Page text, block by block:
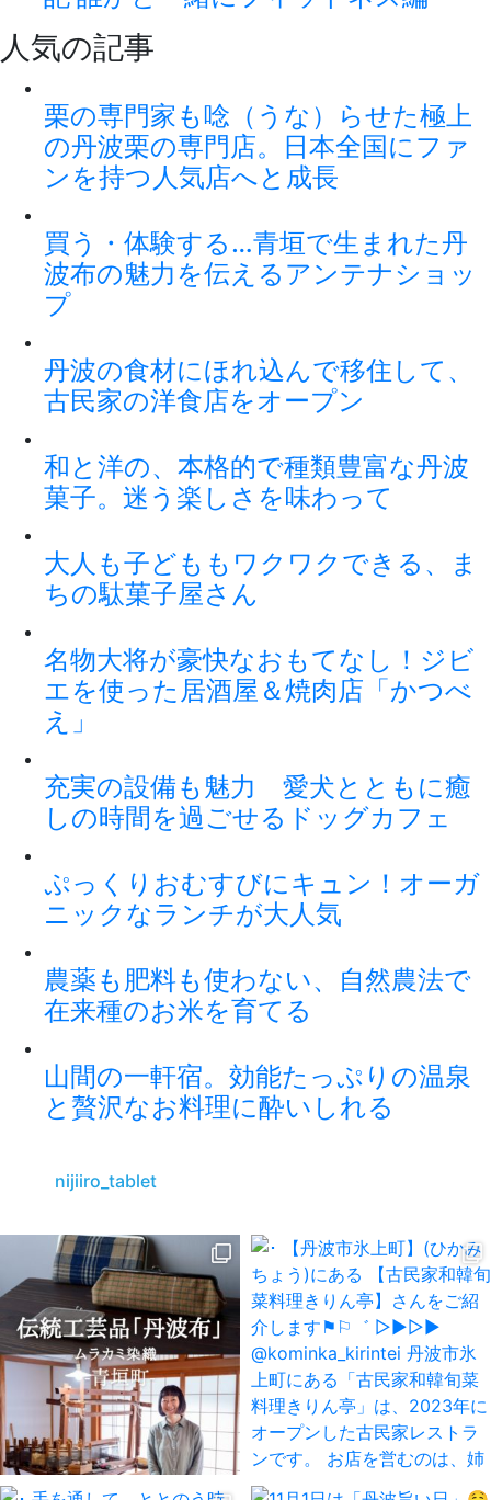
人気の記事
栗の専門家も唸（うな）らせた極上
の丹波栗の専門店。日本全国にファ
ンを持つ人気店へと成長
買う・体験する…青垣で生まれた丹
波布の魅力を伝えるアンテナショッ
プ
丹波の食材にほれ込んで移住して、
古民家の洋食店をオープン
和と洋の、本格的で種類豊富な丹波
菓子。迷う楽しさを味わって
大人も子どももワクワクできる、ま
ちの駄菓子屋さん
名物大将が豪快なおもてなし！ジビ
エを使った居酒屋＆焼肉店「かつべ
え」
充実の設備も魅力 愛犬とともに癒
しの時間を過ごせるドッグカフェ
ぷっくりおむすびにキュン！オーガ
ニックなランチが大人気
農薬も肥料も使わない、自然農法で
在来種のお米を育てる
山間の一軒宿。効能たっぷりの温泉
と贅沢なお料理に酔いしれる
nijiiro_tablet